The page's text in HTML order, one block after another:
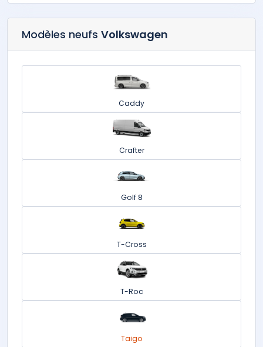
Modèles neufs Volkswagen
Caddy
Crafter
Golf 8
T-Cross
T-Roc
Taigo